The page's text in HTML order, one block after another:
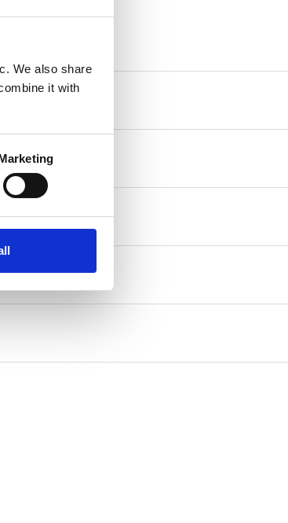
We also share
it with